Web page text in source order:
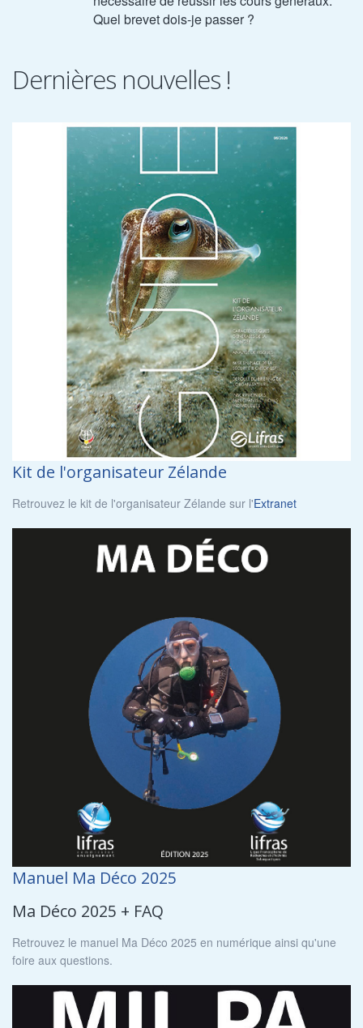
Quel brevet dois-je passer ?
Dernières nouvelles !
Kit de l'organisateur Zélande
Retrouvez le kit de l'organisateur Zélande sur l'Extranet
Manuel Ma Déco 2025
Ma Déco 2025 + FAQ
Retrouvez le manuel Ma Déco 2025 en numérique ainsi qu'une
foire aux questions.